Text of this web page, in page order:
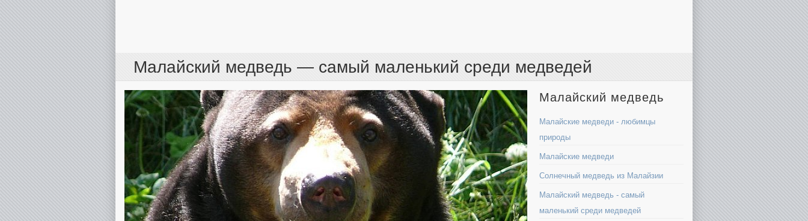
Малайский медведь — самый маленький среди медведей
Малайский медведь
Малайские медведи - любимцы
природы
Малайские медведи
Солнечный медведь из Малайзии
Малайский медведь - самый
маленький среди медведей